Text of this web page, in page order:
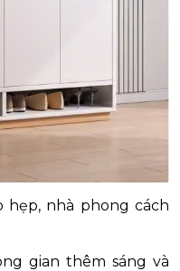
hẹp, nhà phong cách
gian thêm sáng và